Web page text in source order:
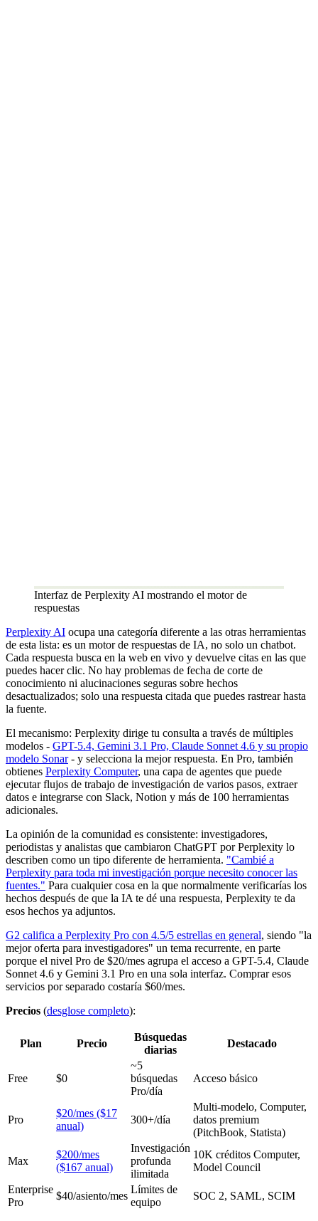
Interfaz de Perplexity AI mostrando el motor de
respuestas
Perplexity AI ocupa una categoría diferente a las otras herramientas
de esta lista: es un motor de respuestas de IA, no solo un chatbot.
Cada respuesta busca en la web en vivo y devuelve citas en las que
puedes hacer clic. No hay problemas de fecha de corte de
conocimiento ni alucinaciones seguras sobre hechos
desactualizados; solo una respuesta citada que puedes rastrear hasta
la fuente.
El mecanismo: Perplexity dirige tu consulta a través de múltiples
modelos - GPT-5.4, Gemini 3.1 Pro, Claude Sonnet 4.6 y su propio
modelo Sonar- y selecciona la mejor respuesta. En Pro, también
obtienes Perplexity Computer, una capa de agentes que puede
ejecutar flujos de trabajo de investigación de varios pasos, extraer
datos e integrarse con Slack, Notion y más de 100 herramientas
adicionales.
La opinión de la comunidad es consistente: investigadores,
periodistas y analistas que cambiaron ChatGPT por Perplexity lo
describen como un tipo diferente de herramienta. "Cambié a
Perplexity para toda mi investigación porque necesito conocer las
fuentes." Para cualquier cosa en la que normalmente verificarías los
hechos después de que la IA te dé una respuesta, Perplexity te da
esos hechos ya adjuntos.
G2 califica a Perplexity Pro con 4.5/5 estrellas en general, siendo "la
mejor oferta para investigadores" un tema recurrente, en parte
porque el nivel Pro de $20/mes agrupa el acceso a GPT-5.4, Claude
Sonnet 4.6 y Gemini 3.1 Pro en una sola interfaz. Comprar esos
servicios por separado costaría $60/mes.
Precios (desglose completo):
Plan Precio
Búsquedas
diarias
Destacado
Free $0
~5
búsquedas
Pro/día
Acceso básico
Pro
$20/mes ($17
anual)
300+/día
Multi-modelo, Computer,
datos premium
(PitchBook, Statista)
Max
$200/mes
($167 anual)
Investigación
profunda
ilimitada
10K créditos Computer,
Model Council
Enterprise
Pro
$40/asiento/mes
Límites de
equipo
SOC 2, SAML, SCIM